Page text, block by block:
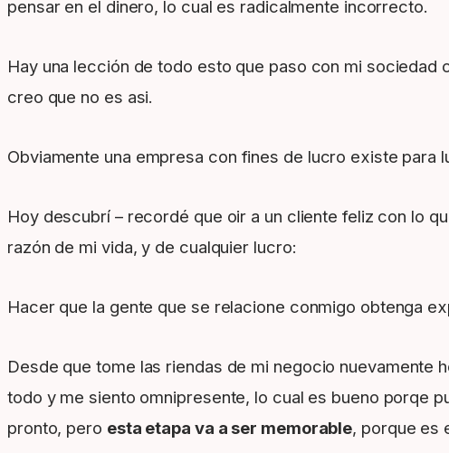
pensar en el dinero, lo cual es radicalmente incorrecto.
Hay una lección de todo esto que paso con mi sociedad
creo que no es asi.
Obviamente una empresa con fines de lucro existe
Hoy descubrí – recordé que oir a un cliente feliz con lo
razón de mi vida, y de cualquier lucro:
Hacer que la gente que se relacione conmigo obtenga
Desde que tome las riendas de mi negocio nuevamente
todo y me siento omnipresente, lo cual es bueno porqe
pronto, pero esta etapa va a ser memorable, porque es